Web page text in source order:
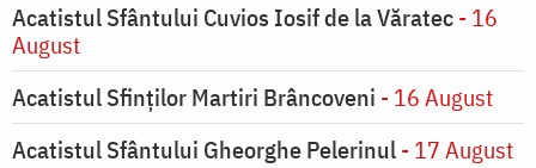
Acatistul Sfântului Cuvios Iosif de la Văratec- 16
August
Acatistul Sfinților Martiri Brâncoveni - 16 August
Acatistul Sfântului Gheorghe Pelerinul- 17 August